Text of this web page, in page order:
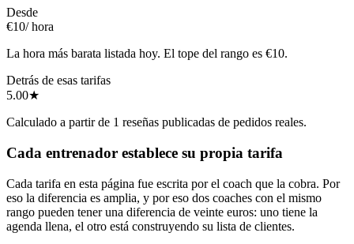
Desde
€10/ hora
La hora más barata listada hoy. El tope del rango es €10.
Detrás de esas tarifas
5.00★
Calculado a partir de 1 reseñas publicadas de pedidos reales.
Cada entrenador establece su propia tarifa
Cada tarifa en esta página fue escrita por el coach que la cobra. Por
eso la diferencia es amplia, y por eso dos coaches con el mismo
rango pueden tener una diferencia de veinte euros: uno tiene la
agenda llena, el otro está construyendo su lista de clientes.